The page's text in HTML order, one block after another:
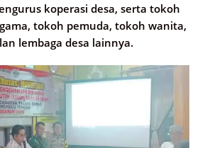
koperasi desa, serta tokoh
tokoh pemuda, tokoh wanita,
lembaga desa lainnya.